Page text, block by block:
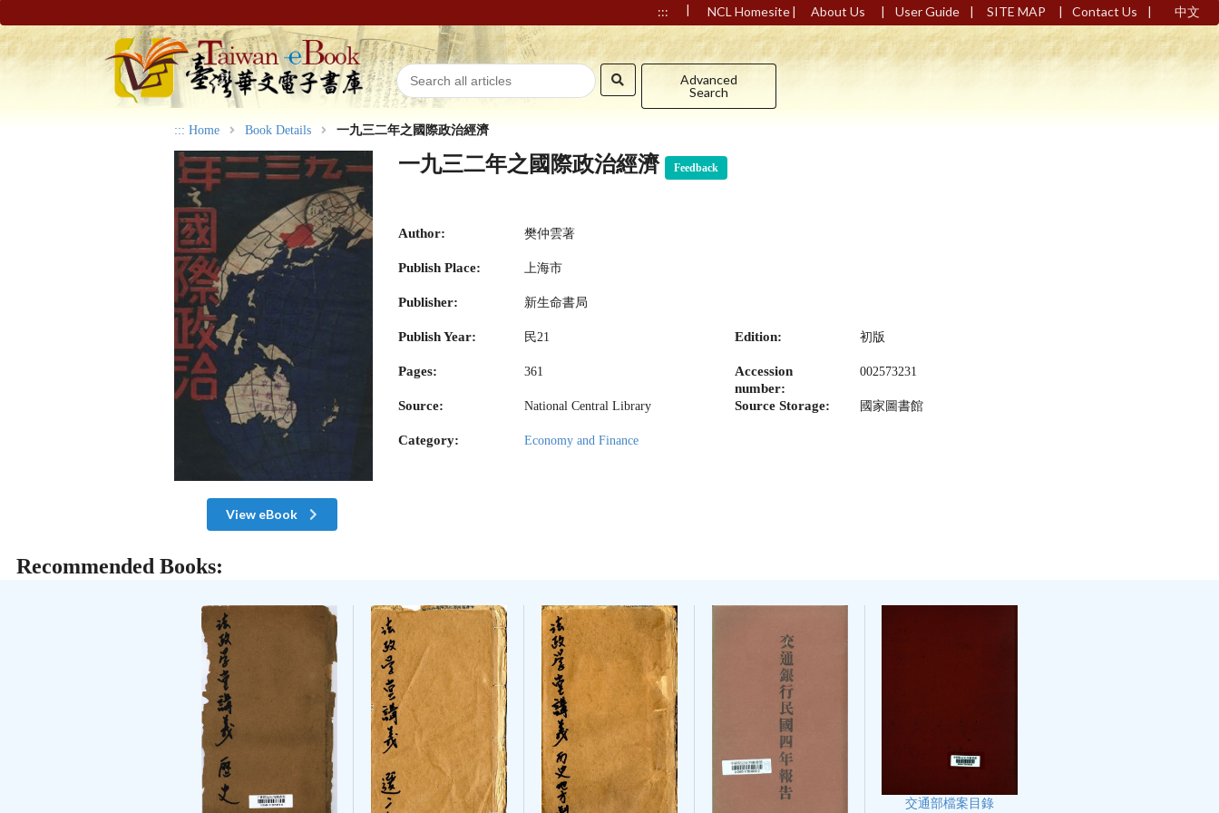
::: | NCL Homesite| About Us | User Guide | SITE MAP | Contact Us | 中文
Advanced
Search
::: Home Book Details 一九三二年之國際政治經濟
View eBook
一九三二年之國際政治經濟 Feedback
Author: 樊仲雲著
Publish Place: 上海市
Publisher: 新生命書局
Publish Year: 民21 Edition: 初版
Pages: 361
Accession
number:
002573231
Source: National Central Library Source Storage: 國家圖書館
Category: Economy and Finance
Recommended Books:
交通部檔案目錄